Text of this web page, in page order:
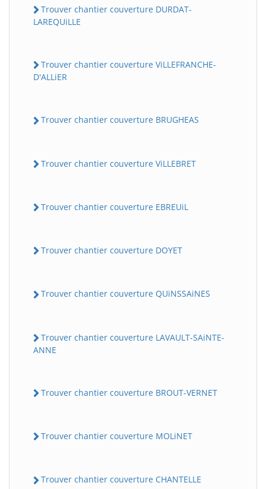
Trouver chantier couverture DURDAT-
LAREQUiLLE
Trouver chantier couverture ViLLEFRANCHE-
D'ALLiER
Trouver chantier couverture BRUGHEAS
Trouver chantier couverture ViLLEBRET
Trouver chantier couverture EBREUiL
Trouver chantier couverture DOYET
Trouver chantier couverture QUiNSSAiNES
Trouver chantier couverture LAVAULT-SAiNTE-
ANNE
Trouver chantier couverture BROUT-VERNET
Trouver chantier couverture MOLiNET
Trouver chantier couverture CHANTELLE